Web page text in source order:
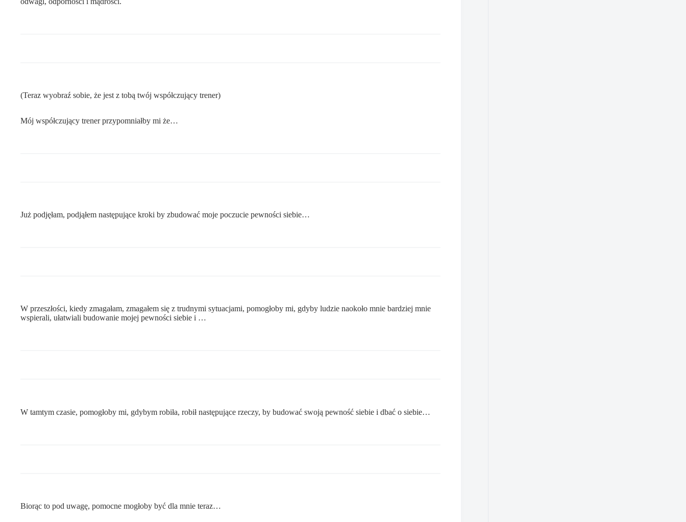
(Teraz wyobraź sobie, że jest z tobą twój współczujący trener)
Mój współczujący trener przypomniałby mi że…
Już podjęłam, podjąłem następujące kroki by zbudować moje poczucie pewności siebie…
W przeszłości, kiedy zmagałam, zmagałem się z trudnymi sytuacjami, pomogłoby mi, gdyby ludzie naokoło mnie bardziej mnie
wspierali, ułatwiali budowanie mojej pewności siebie i …
W tamtym czasie, pomogłoby mi, gdybym robiła, robił następujące rzeczy, by budować swoją pewność siebie i dbać o siebie…
Biorąc to pod uwagę, pomocne mogłoby być dla mnie teraz…